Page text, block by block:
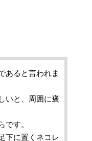
あると言われま
いと、周囲に褒
です。
下に置くネコレ